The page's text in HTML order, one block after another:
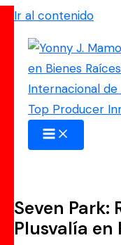
Ir al contenido
Seven Park:
Plusvalía